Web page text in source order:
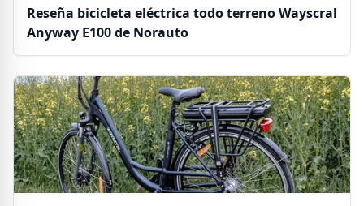
Reseña bicicleta eléctrica todo terreno Wayscral
Anyway E100 de Norauto